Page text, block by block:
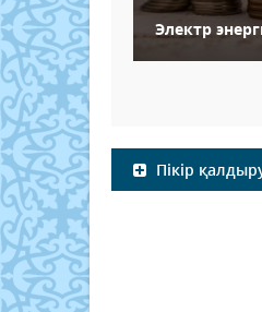
Электр
Пікір